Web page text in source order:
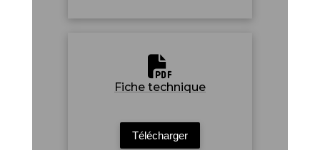
Fiche technique
Télécharger